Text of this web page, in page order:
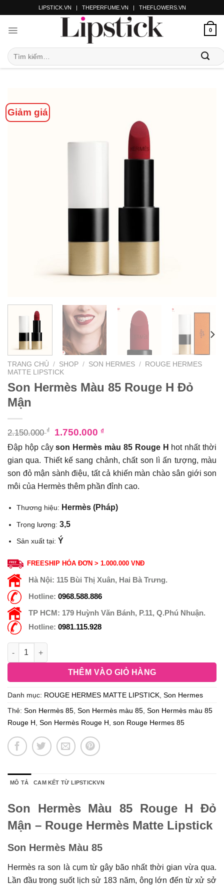
LIPSTICK.VN | THEPERFUME.VN | THEFLOWERS.VN
0
Giảm giá
TRANG CHỦ / SHOP / SON HERMES /
ROUGE HERMES
MATTE LIPSTICK
Son Hermès Màu 85 Rouge H Đỏ
Mận
2.150.000₫ 1.750.000 ₫
Đập hộp câyson Hermès màu 85 Rouge H hot nhất thời
gian qua. Thiết kế sang chảnh, chất son lì ấn tượng, màu
son đỏ mận sành điệu, tất cả khiến màn chào sân giới son
môi của Hermès thêm phần đỉnh cao.
Thương hiệu: Hermès (Pháp)
Trọng lượng: 3,5
Sản xuất tại: Ý
FREESHIP HÓA ĐƠN > 1.000.000 VNĐ
Hà Nội: 115 Bùi Thị Xuân, Hai Bà Trưng.
Hotline: 0968.588.886
TP HCM: 179 Huỳnh Văn Bánh, P.11, Q.Phú Nhuận.
Hotline: 0981.115.928
THÊM VÀO GIỎ HÀNG
Danh mục: ROUGE HERMES MATTE LIPSTICK Son Hermes
Thẻ: Son Hermès 85 Son Hermès màu 85 Son Hermès màu 85
Rouge H Son Hermès Rouge H son Rouge Hermes 85
MÔ TẢ CAM KẾT TỪ LIPSTICKVN
Son Hermès Màu 85 Rouge H Đỏ
Mận – Rouge Hermès Matte Lipstick
Son Hermès Màu 85
Hermès ra son là cụm từ gây bão nhất thời gian vừa qua.
Lần đầu trong suốt lịch sử 183 năm, ông lớn đến từ xử sở